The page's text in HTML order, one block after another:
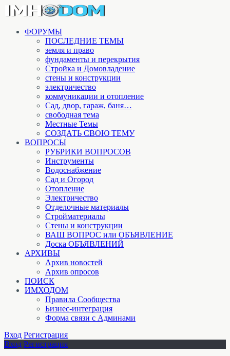
ФОРУМЫ
ПОСЛЕДНИЕ ТЕМЫ
земля и право
фундаменты и перекрытия
Стройка и Домовладение
стены и конструкции
электричество
коммуникации и отопление
Cад, двор, гараж, баня…
свободная тема
Местные Темы
СОЗДАТЬ СВОЮ ТЕМУ
ВОПРОСЫ
РУБРИКИ ВОПРОСОВ
Инструменты
Водоснабжение
Сад и Огород
Отопление
Электричество
Отделочные материалы
Стройматериалы
Стены и конструкции
ВАШ ВОПРОС или ОБЪЯВЛЕНИЕ
Доска ОБЪЯВЛЕНИЙ
АРХИВЫ
Архив новостей
Архив опросов
ПОИСК
ИМХОДОМ
Правила Сообщества
Бизнес-интеграция
Форма связи с Админами
Вход Регистрация
Вход Регистрация